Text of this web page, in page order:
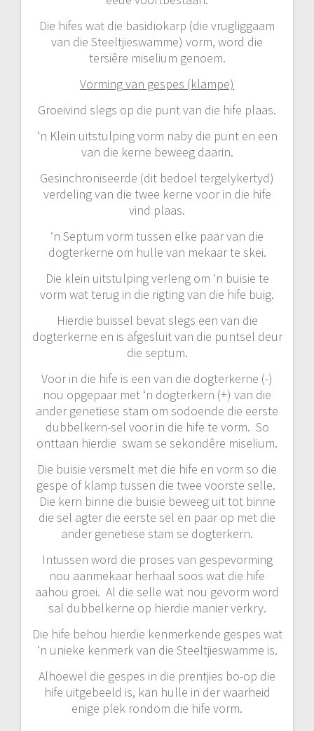
Die hifes wat die basidiokarp (die vrugliggaam
van die Steeltjieswamme) vorm, word die
tersiêre miselium genoem.
Vorming van gespes (klampe)
Groeivind slegs op die punt van die hife plaas.
‘n Klein uitstulping vorm naby die punt en een
van die kerne beweeg daarin.
Gesinchroniseerde (dit bedoel tergelykertyd)
verdeling van die twee kerne voor in die hife
vind plaas.
‘n Septum vorm tussen elke paar van die
dogterkerne om hulle van mekaar te skei.
Die klein uitstulping verleng om ‘n buisie te
vorm wat terug in die rigting van die hife buig.
Hierdie buissel bevat slegs een van die
dogterkerne en is afgesluit van die puntsel deur
die septum.
Voor in die hife is een van die dogterkerne (-)
nou opgepaar met ‘n dogterkern (+) van die
ander genetiese stam om sodoende die eerste
dubbelkern-sel voor in die hife te vorm. So
onttaan hierdie swam se sekondêre miselium.
Die buisie versmelt met die hife en vorm so die
gespe of klamp tussen die twee voorste selle.
Die kern binne die buisie beweeg uit tot binne
die sel agter die eerste sel en paar op met die
ander genetiese stam se dogterkern.
Intussen word die proses van gespevorming
nou aanmekaar herhaal soos wat die hife
aahou groei. Al die selle wat nou gevorm word
sal dubbelkerne op hierdie manier verkry.
Die hife behou hierdie kenmerkende gespes wat
‘n unieke kenmerk van die Steeltjieswamme is.
Alhoewel die gespes in die prentjies bo-op die
hife uitgebeeld is, kan hulle in der waarheid
enige plek rondom die hife vorm.